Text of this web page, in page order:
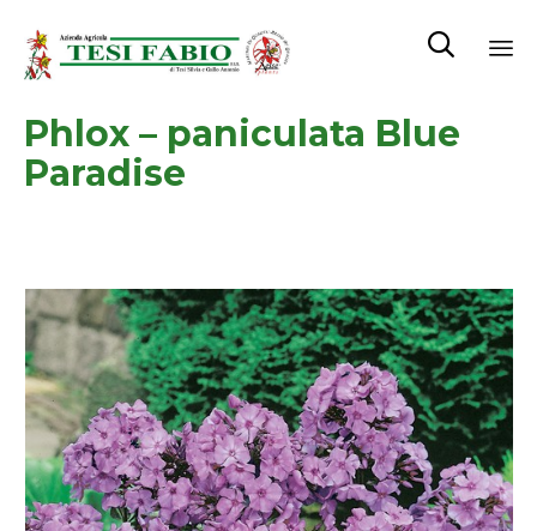

Phlox – paniculata Blue
Paradise